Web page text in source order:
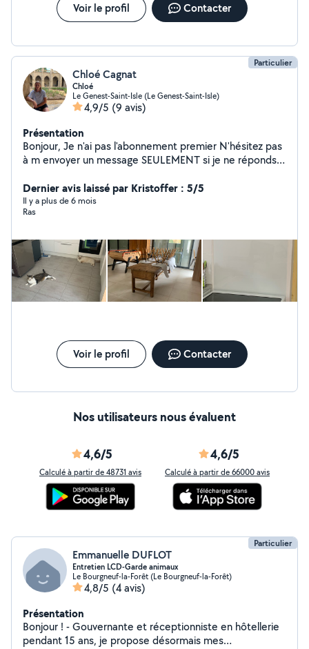
Voir le profil Contacter
Particulier
Chloé Cagnat
Chloé
Le Genest-Saint-Isle (Le Genest-Saint-Isle)
4,9/5 (9 avis)
Présentation
Bonjour, Je n'ai pas l'abonnement premier N'hésitez pas
à m envoyer un message SEULEMENT si je ne réponds
service sur tout type de besoin, courses, covoiturage,
ménage, repassage, garde ou promenade d'animaux,
entretien des espaces verts, travaux en intérieur
N'hésitez pas à me demander si besoin
Dernier avis laissé par Kristoffer : 5/5
Il y a plus de 6 mois
Ras
Voir le profil Contacter
Nos utilisateurs nous évaluent
4,6/5
Calculé à partir de 48731 avis
4,6/5
Calculé à partir de 66000 avis
Particulier
Emmanuelle DUFLOT
Entretien LCD-Garde animaux
Le Bourgneuf-la-Forêt (Le Bourgneuf-la-Forêt)
4,8/5 (4 avis)
Présentation
Bonjour ! - Gouvernante et réceptionniste en hôtellerie
pendant 15 ans, je propose désormais mes